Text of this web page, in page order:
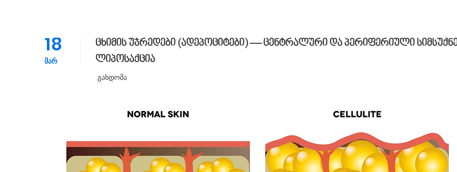
18
ᲛᲐᲠ
ცხიმის უჯრედები (ადეპოციტები) — ცენტრალური და პერიფერიული
ლიპოსაქცია
Გახდომა